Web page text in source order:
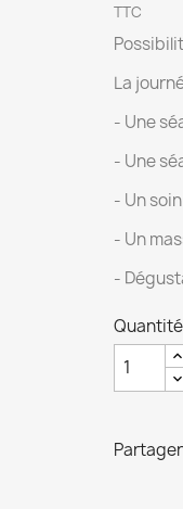
TTC
La
- Une
- Une
- Un
- Un
-
Quantité
Partager